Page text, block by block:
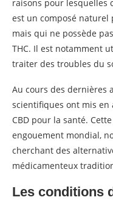
raisons pour lesquelles
est un composé naturel
mais qui ne possède
THC. Il est notamment
traiter des troubles du
Au cours des dernières
scientifiques ont mis
CBD pour la santé.
engouement mondial,
cherchant des
médicamenteux
Les conditions